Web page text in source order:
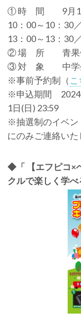
① 時 間 9月14
10：00～10：30
13：00～13：30
② 場 所 青果側
③ 対 象 中学生
※事前予約制（ こ
※申込期間 2024
1日(日) 23:59
※抽選制のイベン
にのみご連絡いた
◆「 【エフピコ×
クルで楽しく学べ